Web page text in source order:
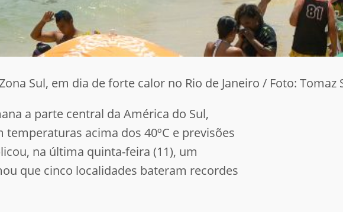
Sul, em dia de forte calor no Rio de Janeiro / Foto: Tomaz
a parte central da América do Sul,
acima dos 40ºC e previsões
na última quinta-feira (11), um
que cinco localidades bateram recordes